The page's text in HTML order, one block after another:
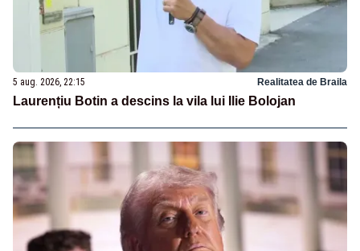
5 aug. 2026, 22:15 Realitatea de Braila
Laurențiu Botin a descins la vila lui Ilie Bolojan